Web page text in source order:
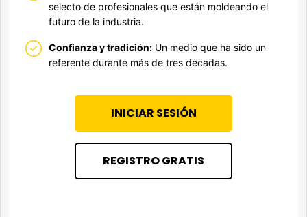
selecto de profesionales que están moldeando el
futuro de la industria.
Confianza y tradición: Un medio que ha sido un
referente durante más de tres décadas.
INICIAR SESIÓN
REGISTRO GRATIS